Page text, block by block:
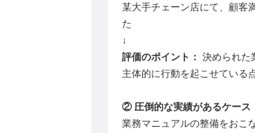
某大手チェーン店にて、顧客
た
↓
評価のポイント： 決められた
主体的に行動を起こせている
② 圧倒的な実績があるケース
業務マニュアルの整備をおこ